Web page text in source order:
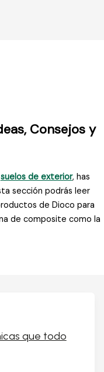
Consejos y
suelos de exterior, has
sección podrás leer
de Dioco para
de composite como la
que todo